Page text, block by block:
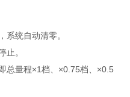
系统自动清零。
止。
总量程×1档、×0.75档、×0.5